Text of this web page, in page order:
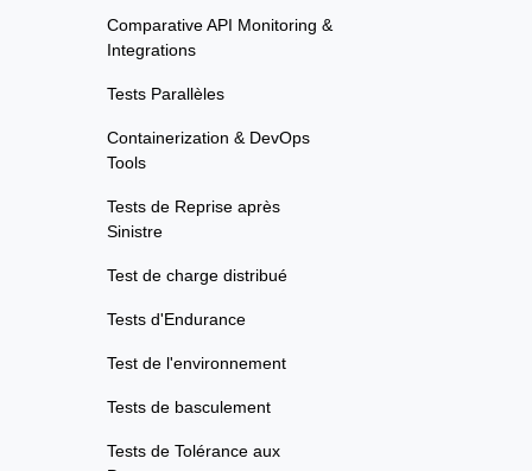
Comparative API Monitoring &
Integrations
Tests Parallèles
Containerization & DevOps
Tools
Tests de Reprise après
Sinistre
Test de charge distribué
Tests d'Endurance
Test de l'environnement
Tests de basculement
Tests de Tolérance aux